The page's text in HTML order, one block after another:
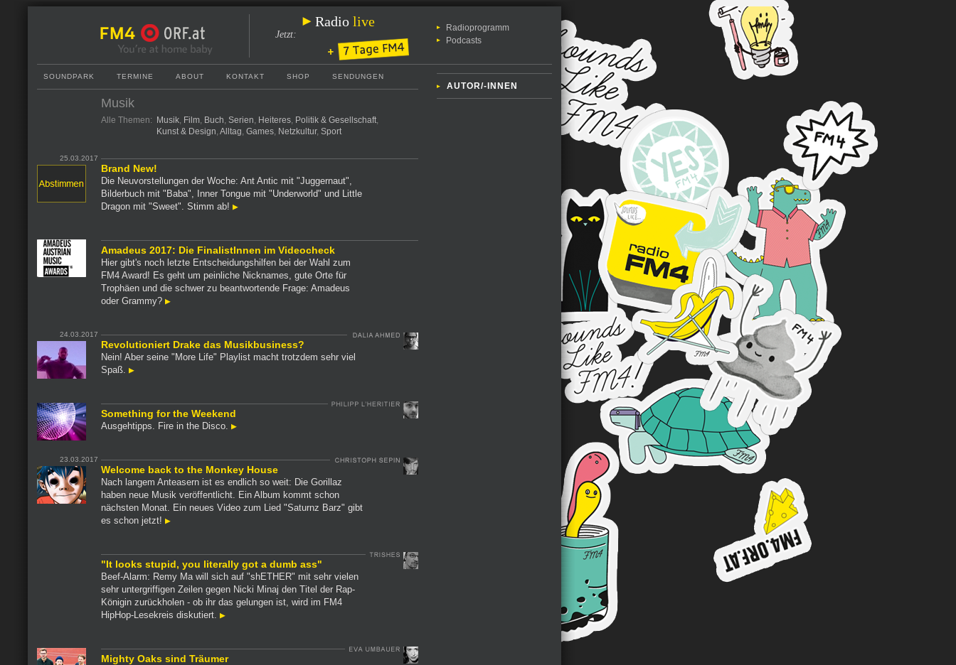
Radio live
Jetzt:
Radioprogramm
Podcasts
AUTOR/-INNEN
SOUNDPARK TERMINE ABOUT KONTAKT SHOP SENDUNGEN
Musik
Alle Themen: Musik, Film, Buch, Serien, Heiteres, Politik & Gesellschaft,
Kunst & Design, Alltag, Games, Netzkultur, Sport
25.03.2017
Brand New!
Die Neuvorstellungen der Woche: Ant Antic mit "Juggernaut",
Bilderbuch mit "Baba", Inner Tongue mit "Underworld" und Little
Dragon mit "Sweet". Stimm ab!
Amadeus 2017: Die FinalistInnen im Videocheck
Hier gibt's noch letzte Entscheidungshilfen bei der Wahl zum
FM4 Award! Es geht um peinliche Nicknames, gute Orte für
Trophäen und die schwer zu beantwortende Frage: Amadeus
oder Grammy?
24.03.2017
Revolutioniert Drake das Musikbusiness?
Nein! Aber seine "More Life" Playlist macht trotzdem sehr viel
Spaß.
Something for the Weekend
Ausgehtipps. Fire in the Disco.
23.03.2017
Welcome back to the Monkey House
Nach langem Anteasern ist es endlich so weit: Die Gorillaz
haben neue Musik veröffentlicht. Ein Album kommt schon
nächsten Monat. Ein neues Video zum Lied "Saturnz Barz" gibt
es schon jetzt!
"It looks stupid, you literally got a dumb ass"
Beef-Alarm: Remy Ma will sich auf "shETHER" mit sehr vielen
sehr untergriffigen Zeilen gegen Nicki Minaj den Titel der Rap-
Königin zurückholen - ob ihr das gelungen ist, wird im FM4
HipHop-Lesekreis diskutiert.
Mighty Oaks sind Träumer